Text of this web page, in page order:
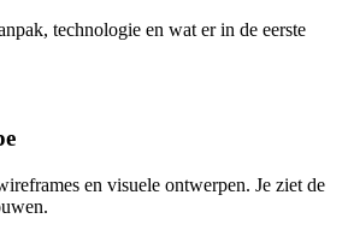
technologie en wat er in de eerste
en visuele ontwerpen. Je ziet de